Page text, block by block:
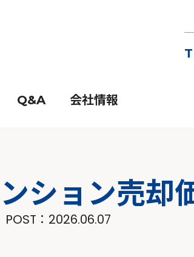
Q&A 会社情報
ション売却
POST： 2026.06.07